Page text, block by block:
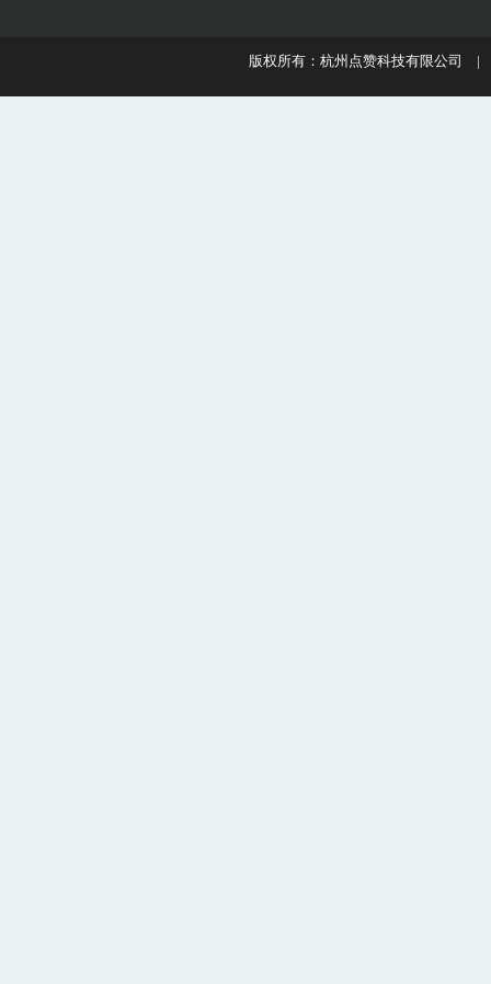
版权所有：杭州点赞科技有限公司